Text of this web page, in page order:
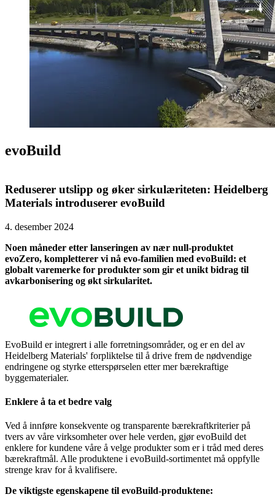
evoBuild
Reduserer utslipp og øker sirkulæriteten: Heidelberg
Materials introduserer evoBuild
4. desember 2024
Noen måneder etter lanseringen av nær null-produktet
evoZero, kompletterer vi nå evo-familien med evoBuild: et
globalt varemerke for produkter som gir et unikt bidrag til
avkarbonisering og økt sirkularitet.
EvoBuild er integrert i alle forretningsområder, og er en del av
Heidelberg Materials' forpliktelse til å drive frem de nødvendige
endringene og styrke etterspørselen etter mer bærekraftige
byggematerialer.
Enklere å ta et bedre valg
Ved å innføre konsekvente og transparente bærekraftkriterier på
tvers av våre virksomheter over hele verden, gjør evoBuild det
enklere for kundene våre å velge produkter som er i tråd med deres
bærekraftmål. Alle produktene i evoBuild-sortimentet må oppfylle
strenge krav for å kvalifisere.
De viktigste egenskapene til evoBuild-produktene: